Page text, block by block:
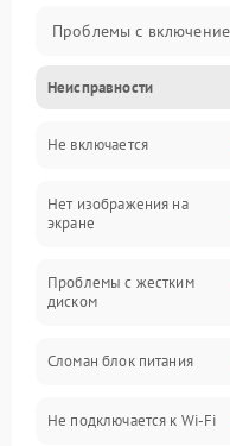
Проблемы с
Проблемы с
Проблемы с
Прочие специфичные
Неисправности
Не включается
Нет изображения на
экране
Проблемы с жестким
диском
Сломан блок питания
Не подключается к Wi-Fi